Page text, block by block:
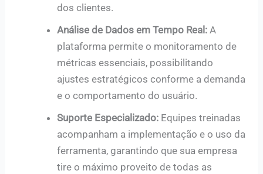
dos clientes.
Análise de Dados em Tempo Real: A
plataforma permite o monitoramento de
métricas essenciais, possibilitando
ajustes estratégicos conforme a demanda
e o comportamento do usuário.
Suporte Especializado: Equipes treinadas
acompanham a implementação e o uso da
ferramenta, garantindo que sua empresa
tire o máximo proveito de todas as